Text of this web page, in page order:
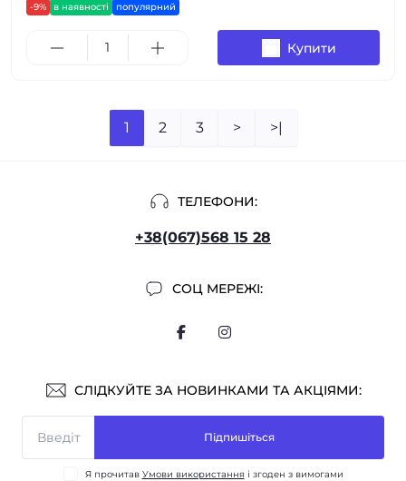
-9% в наявності популярний
Купити
1 2 3 > >|
ТЕЛЕФОНИ:
+38(067)568 15 28
СОЦ МЕРЕЖІ:
СЛІДКУЙТЕ ЗА НОВИНКАМИ ТА АКЦІЯМИ:
Підпишіться
Я прочитав Умови використання і згоден з вимогами